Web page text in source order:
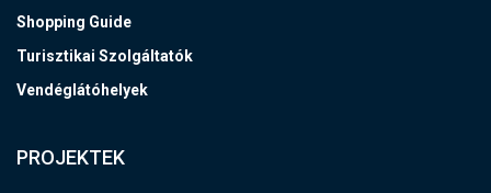
Shopping Guide
Turisztikai Szolgáltatók
Vendéglátóhelyek
PROJEKTEK